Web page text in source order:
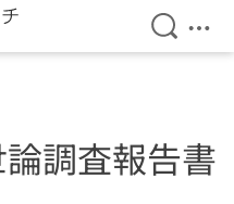
検索を
メ
調査報告書